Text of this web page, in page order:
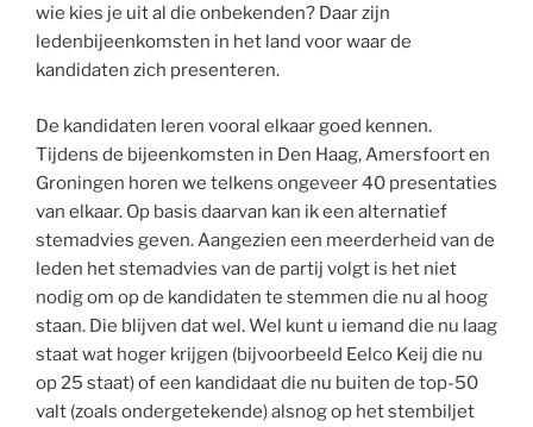
wie kies je uit al die onbekenden? Daar zijn
ledenbijeenkomsten in het land voor waar de
kandidaten zich presenteren.
De kandidaten leren vooral elkaar goed kennen.
Tijdens de bijeenkomsten in Den Haag, Amersfoort en
Groningen horen we telkens ongeveer 40 presentaties
van elkaar. Op basis daarvan kan ik een alternatief
stemadvies geven. Aangezien een meerderheid van de
leden het stemadvies van de partij volgt is het niet
nodig om op de kandidaten te stemmen die nu al hoog
staan. Die blijven dat wel. Wel kunt u iemand die nu laag
staat wat hoger krijgen (bijvoorbeeld Eelco Keij die nu
op 25 staat) of een kandidaat die nu buiten de top-50
valt (zoals ondergetekende) alsnog op het stembiljet